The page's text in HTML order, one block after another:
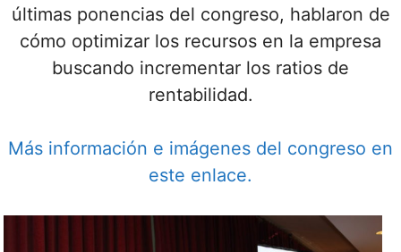
últimas ponencias del congreso, hablaron de
cómo optimizar los recursos en la empresa
buscando incrementar los ratios de
rentabilidad.
Más información e imágenes del congreso en
este enlace.